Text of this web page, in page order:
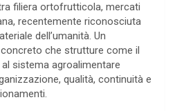
filiera ortofrutticola, mercati
recentemente riconosciuta
dell’umanità. Un
che strutture come il
sistema agroalimentare
qualità, continuità e